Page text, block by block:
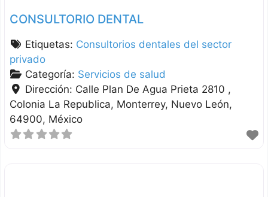
CONSULTORIO DENTAL
Etiquetas: Consultorios dentales del sector
privado
Categoría: Servicios de salud
Dirección: Calle Plan De Agua Prieta 2810 ,
Colonia La Republica Monterrey Nuevo León
64900 México